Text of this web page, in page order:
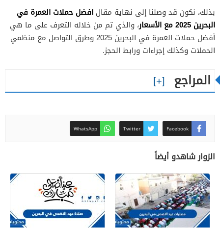
بذلك، نكون قد وصلنا إلى نهاية مقال افضل حملات العمرة في
البحرين 2025 مع الأسعار
، والذي تم من خلاله التعرف على ما هي
أفضل حملات العمرة في البحرين 2025 وطرق التواصل مع منظمي
الحملات وكذلك إجراءات ورابط الحجز.
المراجع
Facebook
Twitter
WhatsApp
الزوار شاهدو أيضاً